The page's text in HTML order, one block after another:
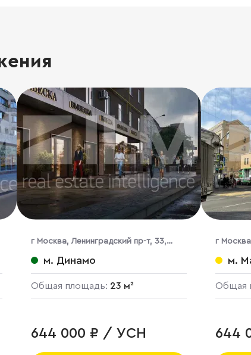
г Москва, Ленинградский пр-т, 33,
корп. 3
м. Динамо
Общая площадь: 23 м²
644 000 ₽ / УСН
г
м.
Общая
644